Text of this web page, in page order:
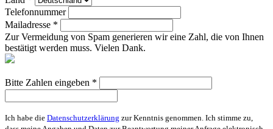
Telefonnummer
Mailadresse *
Zur Vermeidung von Spam generieren wir eine Zahl, die von Ihnen
bestätigt werden muss. Vielen Dank.
Bitte Zahlen eingeben *
Ich habe die Datenschutzerklärung zur Kenntnis genommen. Ich stimme zu,